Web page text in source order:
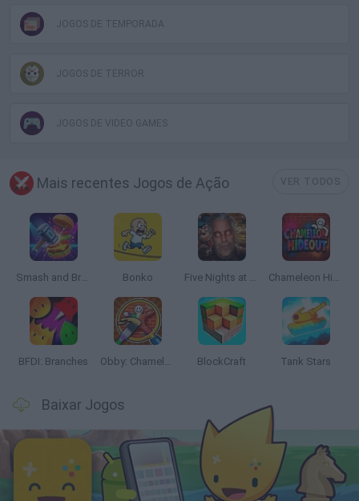
JOGOS DE TEMPORADA
JOGOS DE TERROR
JOGOS DE VIDEO GAMES
Mais recentes Jogos de Ação
Smash and Break Bonko Five Nights at Epstein's Chameleon Hideout
BFDI: Branches Obby: Chameleon: Paint & Hide BlockCraft Tank Stars
Baixar Jogos